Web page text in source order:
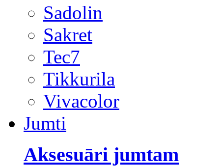
Sadolin
Sakret
Tec7
Tikkurila
Vivacolor
Jumti
Aksesuāri jumtam